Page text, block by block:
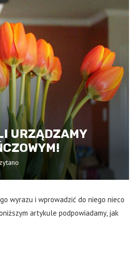
URZĄDZAMY
wyrazu i wprowadzić do niego nieco
artykule podpowiadamy, jak